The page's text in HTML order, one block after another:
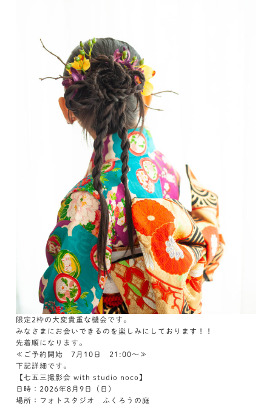
限定2枠の大変貴重な機会です。
みなさまにお会いできるのを楽しみにしております！！
先着順になります。
≪ご予約開始 7月10日 21:00～≫
下記詳細です。
【七五三撮影会 with studio noco】
日時：2026年8月9日（日）
場所：フォトスタジオ ふくろうの庭